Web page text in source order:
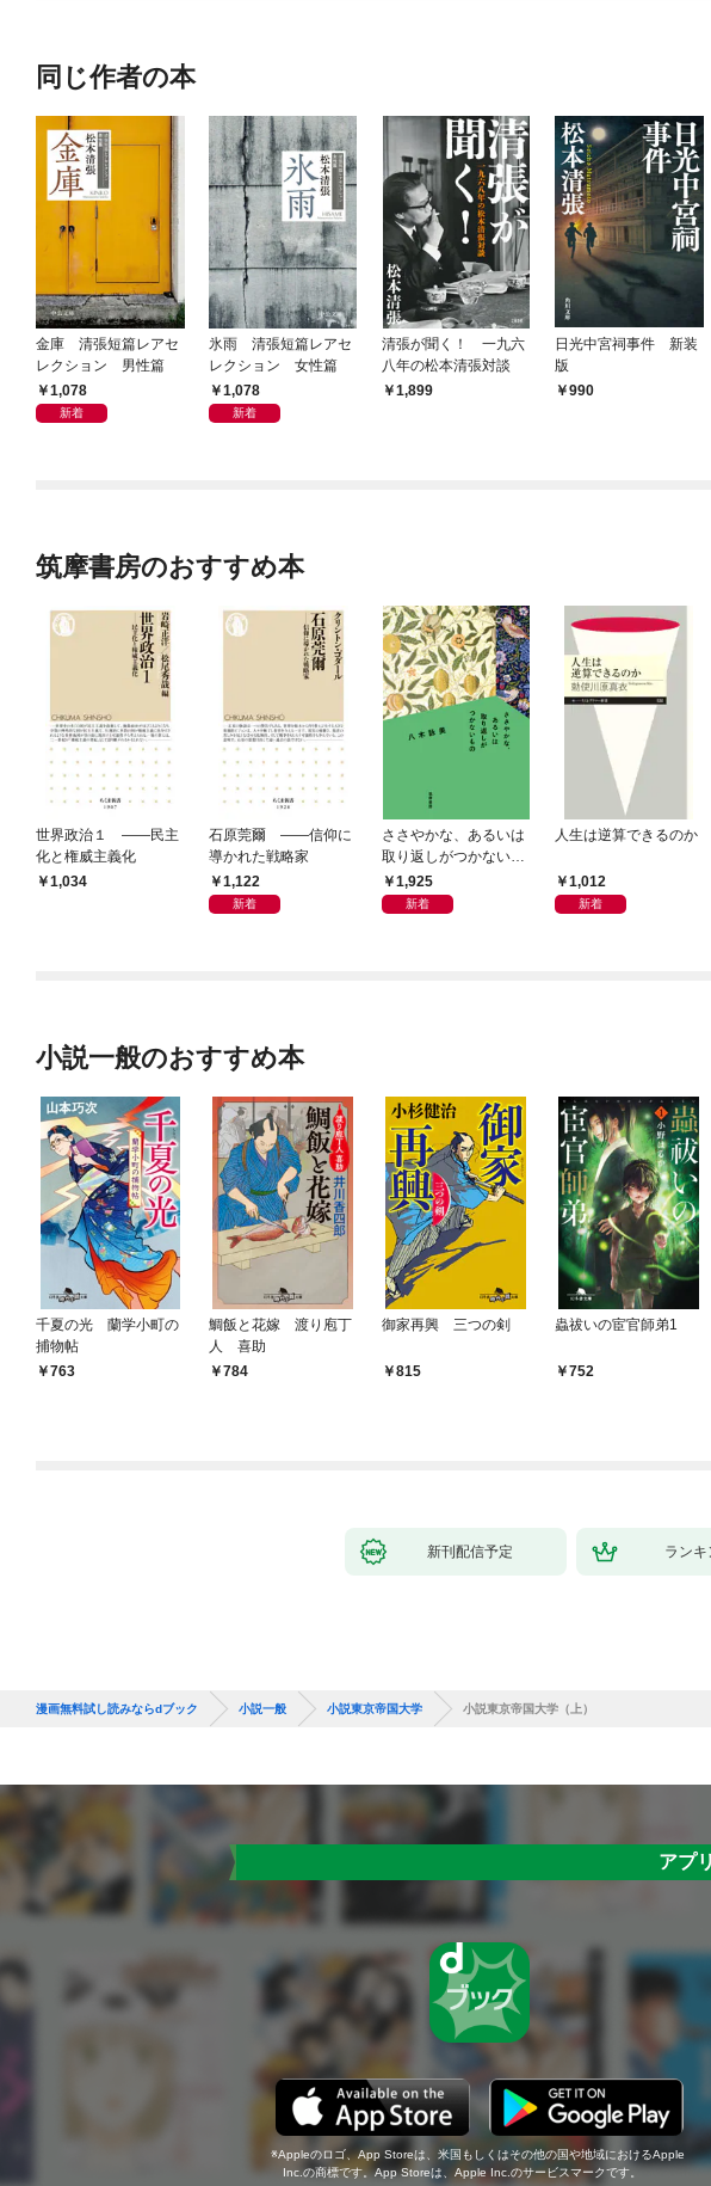
同じ作者の本
金庫 清張短篇レアセ
レクション 男性篇
1,078
新着
氷雨 清張短篇レアセ
レクション 女性篇
1,078
新着
清張が聞く！ 一九六
八年の松本清張対談
1,899
日光中宮祠事件 新装
版
990
筑摩書房のおすすめ本
世界政治１ ――民主
化と権威主義化
1,034
石原莞爾 ――信仰に
導かれた戦略家
1,122
新着
ささやかな、あるいは
取り返しがつかないも
の1,925
新着
人生は逆算できるのか
1,012
新着
小説一般のおすすめ本
千夏の光 蘭学小町の
捕物帖
763
鯛飯と花嫁 渡り庖丁
人 喜助
784
御家再興 三つの剣
815
蟲祓いの宦官師弟1
752
新刊配信予定 ランキ
漫画無料試し読みならdブック 小説一般 小説東京帝国大学 小説東京帝国大学（上）
アプ
Appleのロゴ、App Storeは、米国もしくはその他の国や地域におけるApple
Inc.の商標です。App Storeは、Apple Inc.のサービスマークです。